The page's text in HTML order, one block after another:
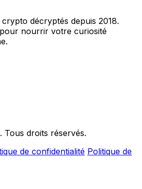
décryptés depuis 2018.
nourrir votre curiosité
droits réservés.
de confidentialité Politique de